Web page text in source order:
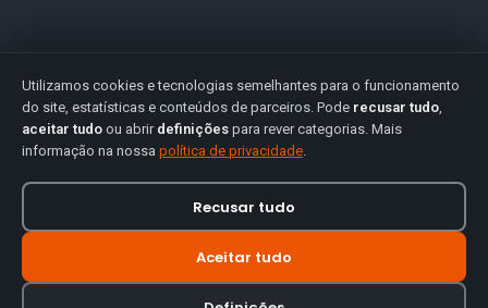
Utilizamos cookies e tecnologias semelhantes para o funcionamento
do site, estatísticas e conteúdos de parceiros. Pode recusar tudo,
aceitar tudo ou abrir definições para rever categorias. Mais
informação na nossa política de privacidade.
Recusar tudo
Aceitar tudo